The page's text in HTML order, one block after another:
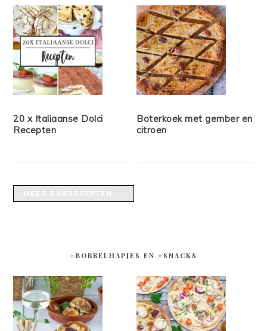
20 x Italiaanse Dolci
Recepten
Boterkoek met gember en
citroen
#BORRELHAPJES EN #SNACKS